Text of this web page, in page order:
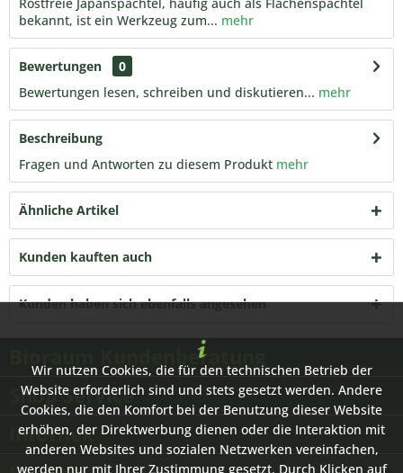
bekannt, ist ein Werkzeug zum... mehr
Bewertungen
0
Bewertungen lesen, schreiben und diskutieren... mehr
Beschreibung
Fragen und Antworten zu diesem Produkt mehr
Ähnliche Artikel
Kunden kauften auch
Kunden haben sich ebenfalls angesehen
Bioraum Kundenberatung
Shop Service
Infothek
Wir nutzen Cookies, die für den technischen Betrieb der
Website erforderlich sind und stets gesetzt werden. Andere
Cookies, die den Komfort bei der Benutzung dieser Website
erhöhen, der Direktwerbung dienen oder die Interaktion mit
anderen Websites und sozialen Netzwerken vereinfachen,
werden nur mit Ihrer Zustimmung gesetzt. Durch Klicken auf